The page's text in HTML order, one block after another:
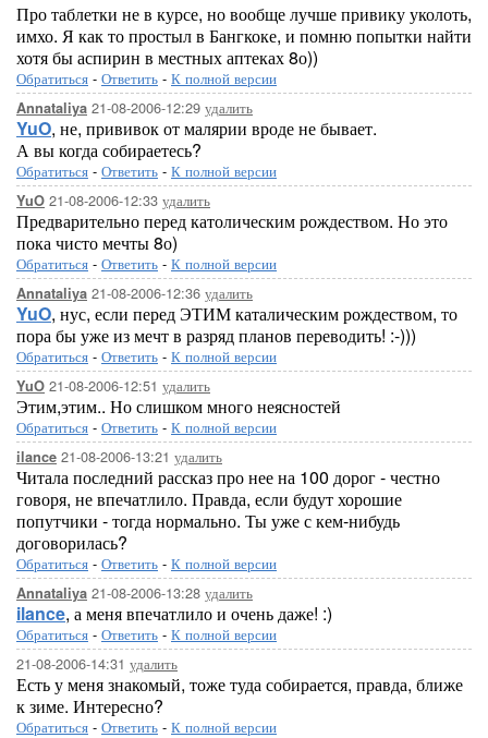
Про таблетки не в курсе, но вообще лучше привику уколоть,
имхо. Я как то простыл в Бангкоке, и помню попытки найти
хотя бы аспирин в местных аптеках 8о))
Обратиться - Ответить - К полной версии
Annataliya 21-08-2006-12:29 удалить
YuO, не, прививок от малярии вроде не бывает.
А вы когда собираетесь?
Обратиться - Ответить - К полной версии
YuO 21-08-2006-12:33 удалить
Предварительно перед католическим рождеством. Но это
пока чисто мечты 8о)
Обратиться - Ответить - К полной версии
Annataliya 21-08-2006-12:36 удалить
YuO, нус, если перед ЭТИМ каталическим рождеством, то
пора бы уже из мечт в разряд планов переводить! :-)))
Обратиться - Ответить - К полной версии
YuO 21-08-2006-12:51 удалить
Этим,этим.. Но слишком много неясностей
Обратиться - Ответить - К полной версии
ilance 21-08-2006-13:21 удалить
Читала последний рассказ про нее на 100 дорог - честно
говоря, не впечатлило. Правда, если будут хорошие
попутчики - тогда нормально. Ты уже с кем-нибудь
договорилась?
Обратиться - Ответить - К полной версии
Annataliya 21-08-2006-13:28 удалить
ilance, а меня впечатлило и очень даже! :)
Обратиться - Ответить - К полной версии
21-08-2006-14:31 удалить
Есть у меня знакомый, тоже туда собирается, правда, ближе
к зиме. Интересно?
Обратиться - Ответить - К полной версии